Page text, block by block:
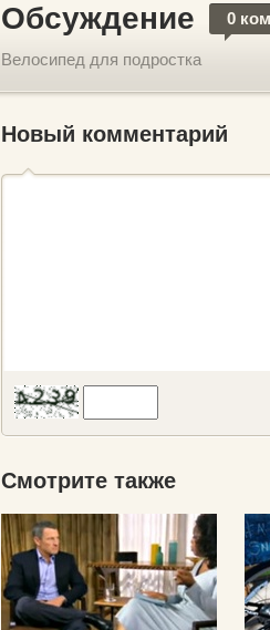
Обсуждение 0
Велосипед для подростка
Новый комментарий
Смотрите также